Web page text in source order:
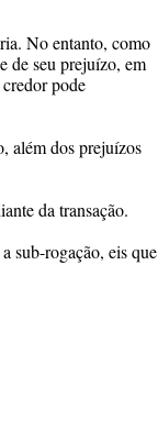
No entanto, como
de seu prejuízo, em
pode
além dos prejuízos
da transação.
sub-rogação, eis que